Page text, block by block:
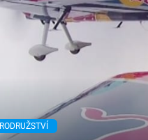
TEREZIE
NAPOLEON
BONAPARTE